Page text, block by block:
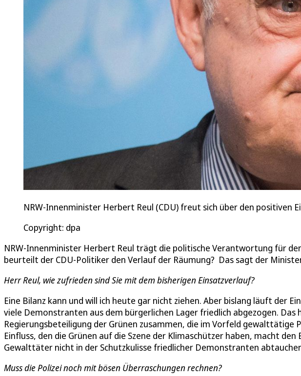
NRW-Innenminister Herbert Reul (CDU) freut sich über den positiven
Copyright: dpa
NRW-Innenminister Herbert Reul trägt die politische Verantwortung für
beurteilt der CDU-Politiker den Verlauf der Räumung? Das sagt der
Herr Reul, wie zufrieden sind Sie mit dem bisherigen Einsatzverlauf?
Eine Bilanz kann und will ich heute gar nicht ziehen. Aber bislang läuft der
viele Demonstranten aus dem bürgerlichen Lager friedlich abgezogen. Das
Regierungsbeteiligung der Grünen zusammen, die im Vorfeld
Einfluss, den die Grünen auf die Szene der Klimaschützer haben, macht den
Gewalttäter nicht in der Schutzkulisse friedlicher Demonstranten
Muss die Polizei noch mit bösen Überraschungen rechnen?